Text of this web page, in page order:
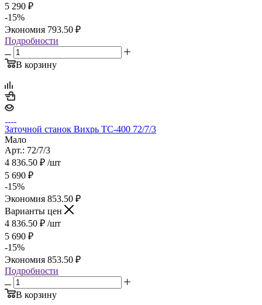
5 290 ₽
-15%
Экономия 793.50 ₽
Подробности
В корзину
Заточной станок Вихрь ТС-400 72/7/3
Мало
Арт.: 72/7/3
4 836.50 ₽ /шт
5 690 ₽
-15%
Экономия 853.50 ₽
Варианты цен
4 836.50 ₽ /шт
5 690 ₽
-15%
Экономия 853.50 ₽
Подробности
В корзину